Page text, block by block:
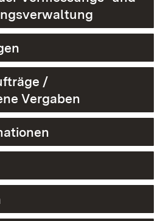
/
Vergaben